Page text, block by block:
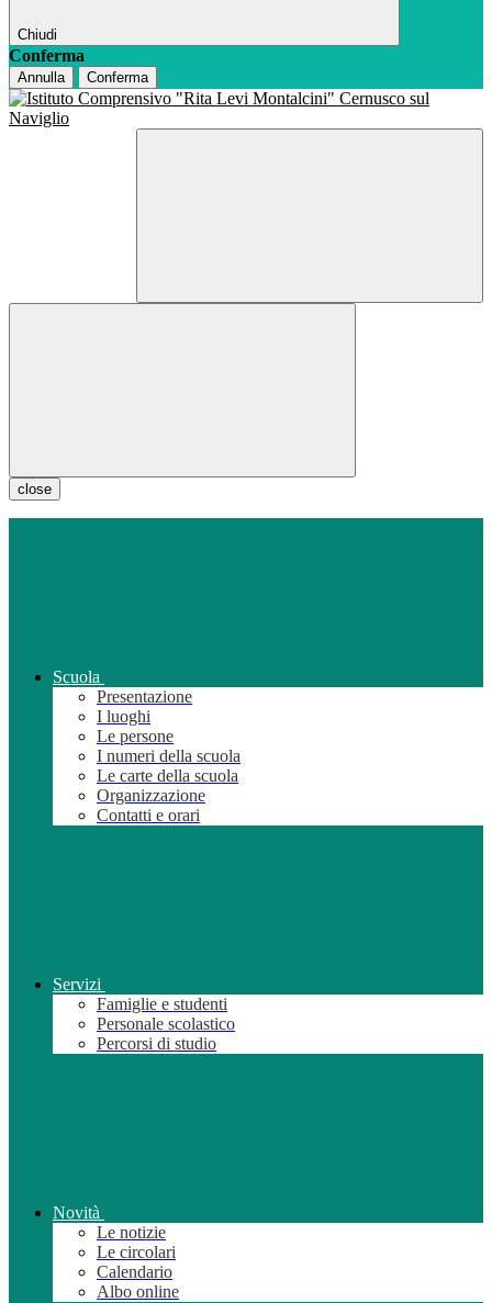
Chiudi
Conferma
Annulla Conferma
close
Scuola
Presentazione
I luoghi
Le persone
I numeri della scuola
Le carte della scuola
Organizzazione
Contatti e orari
Servizi
Famiglie e studenti
Personale scolastico
Percorsi di studio
Novità
Le notizie
Le circolari
Calendario
Albo online